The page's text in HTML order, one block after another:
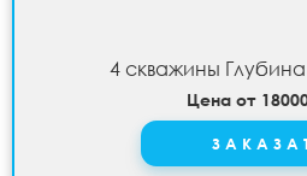
4 скважины
Цена от